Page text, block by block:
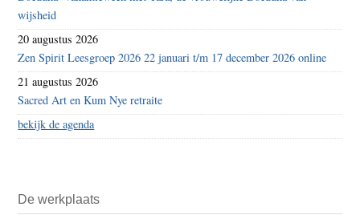
wijsheid
20 augustus 2026
Zen Spirit Leesgroep 2026 22 januari t/m 17 december 2026 online
21 augustus 2026
Sacred Art en Kum Nye retraite
bekijk de agenda
De werkplaats